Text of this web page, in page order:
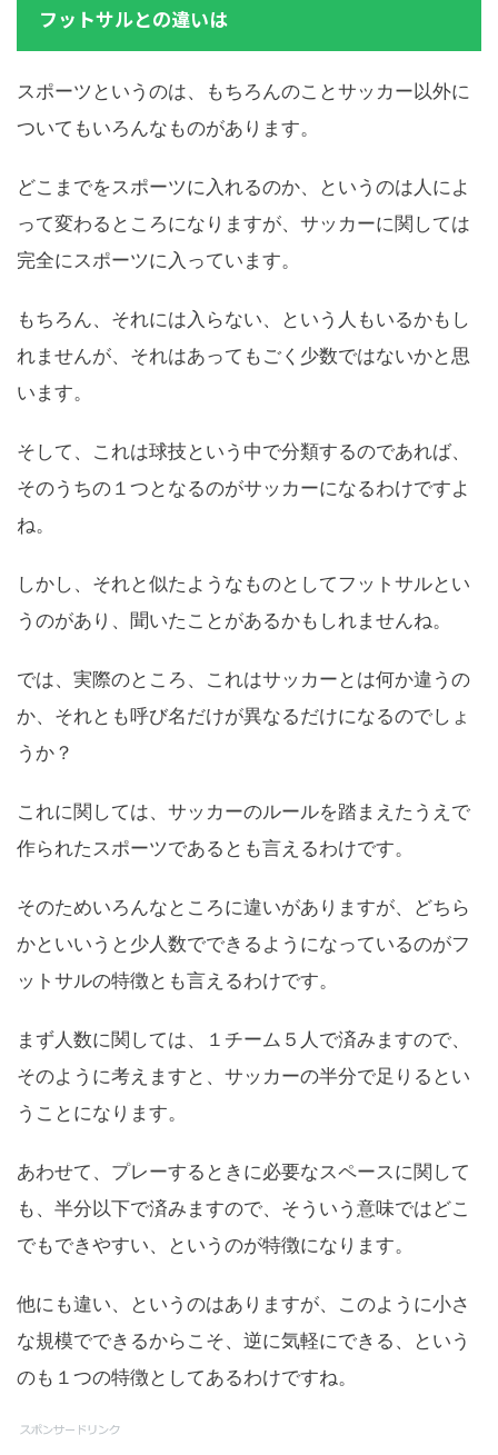
フットサルとの違いは
スポーツというのは、もちろんのことサッカー以外に
ついてもいろんなものがあります。
どこまでをスポーツに入れるのか、というのは人によ
って変わるところになりますが、サッカーに関しては
完全にスポーツに入っています。
もちろん、それには入らない、という人もいるかもし
れませんが、それはあってもごく少数ではないかと思
います。
そして、これは球技という中で分類するのであれば、
そのうちの１つとなるのがサッカーになるわけですよ
ね。
しかし、それと似たようなものとしてフットサルとい
うのがあり、聞いたことがあるかもしれませんね。
では、実際のところ、これはサッカーとは何か違うの
か、それとも呼び名だけが異なるだけになるのでしょ
うか？
これに関しては、サッカーのルールを踏まえたうえで
作られたスポーツであるとも言えるわけです。
そのためいろんなところに違いがありますが、どちら
かといいうと少人数でできるようになっているのがフ
ットサルの特徴とも言えるわけです。
まず人数に関しては、１チーム５人で済みますので、
そのように考えますと、サッカーの半分で足りるとい
うことになります。
あわせて、プレーするときに必要なスペースに関して
も、半分以下で済みますので、そういう意味ではどこ
でもできやすい、というのが特徴になります。
他にも違い、というのはありますが、このように小さ
な規模でできるからこそ、逆に気軽にできる、という
のも１つの特徴としてあるわけですね。